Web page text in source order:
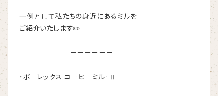
一例として私たちの身近にあるミルを
ご紹介いたします✏️
－－－－－－
・ポーレックス コーヒーミル･Ⅱ